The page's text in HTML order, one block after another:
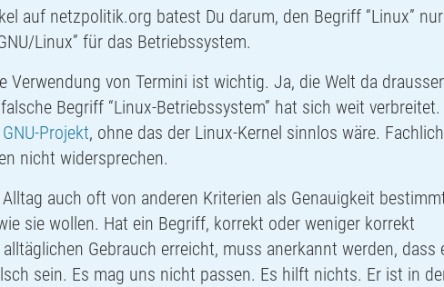
auf netzpolitik.org batest Du darum, den Begriff “Linux” nur
Linux” für das Betriebssystem.
Verwendung von Termini ist wichtig. Ja, die Welt da
Begriff “Linux-Betriebssystem” hat sich weit verbreitet.
GNU-Projekt, ohne das der Linux-Kernel sinnlos wäre. Fachlich
nicht widersprechen.
auch oft von anderen Kriterien als Genauigkeit
sie wollen. Hat ein Begriff, korrekt oder weniger korrekt
Gebrauch erreicht, muss anerkannt werden, dass
sein. Es mag uns nicht passen. Es hilft nichts. Er ist in